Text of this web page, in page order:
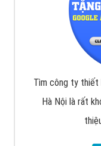
VietAds với đội
tạo bài bản tại